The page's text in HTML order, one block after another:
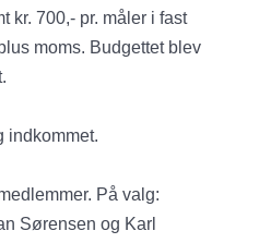
kr. 700,- pr. måler i fast
moms. Budgettet blev
indkommet.
På valg:
Sørensen og Karl